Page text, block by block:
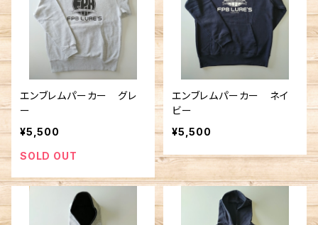
エンブレムパーカー グレ
ー
¥5,500
SOLD OUT
エンブレムパーカー ネイ
ビー
¥5,500